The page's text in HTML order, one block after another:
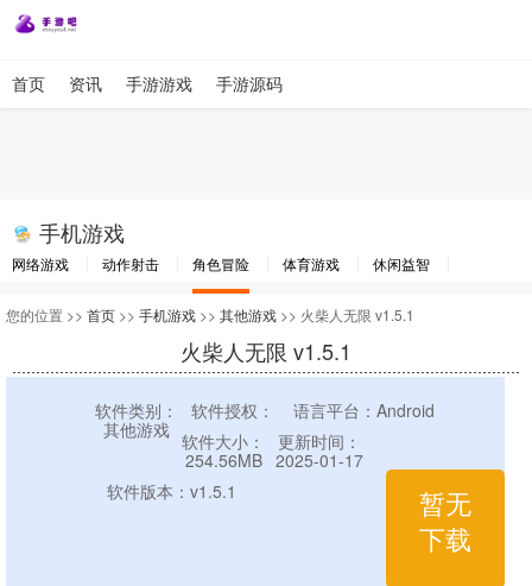
首页 资讯 手游游戏 手游源码
手机游戏
网络游戏 动作射击 角色冒险 体育游戏
休闲益智
其他游戏
您的位置 >> 首页 >> 手机游戏 >> 其他游戏 >> 火柴人无限 v1.5.1
火柴人无限 v1.5.1
软件类别：
其他游戏
软件授权：
语言平台：Android
软件大小：
254.56MB
更新时间：
2025-01-17
软件版本：v1.5.1
暂无
下载